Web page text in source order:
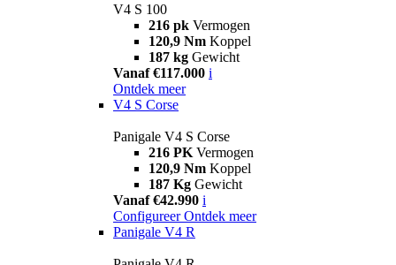
V4 S 100
216 pk Vermogen
120,9 Nm Koppel
187 kg Gewicht
Vanaf €117.000 i
Ontdek meer
V4 S Corse
Panigale V4 S Corse
216 PK Vermogen
120,9 Nm Koppel
187 Kg Gewicht
Vanaf €42.990 i
Configureer Ontdek meer
Panigale V4 R